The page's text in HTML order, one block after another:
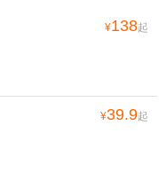
¥138起
¥39.9起